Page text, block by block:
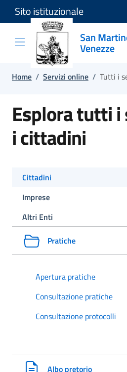
Salta e vai al contenuto
Salta e vai al footer
Sito istituzionale
San
Venezze
Home / Servizi online / Tutti i
Esplora tutti i
i cittadini
Cittadini
Imprese
Altri Enti
Pratiche
Apertura pratiche
Consultazione pratiche
Consultazione protocolli
Albo pretorio